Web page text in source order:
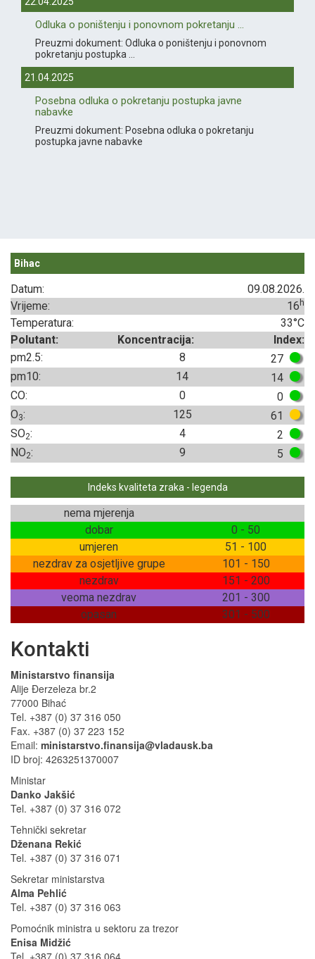
Odluka o poništenju i ponovnom pokretanju ...
Preuzmi dokument: Odluka o poništenju i ponovnom
pokretanju postupka ...
21.04.2025
Posebna odluka o pokretanju postupka javne
nabavke
Preuzmi dokument: Posebna odluka o pokretanju
postupka javne nabavke
Bihac
Datum:
09.08.2026.
Vrijeme:
16 h
Temperatura:
33°C
Polutant:
Koncentracija:
Index:
pm2.5:
8
27
pm10:
14
14
CO:
0
0
O3: 125
61
SO2: 4
2
NO2: 9 5
Indeks kvaliteta zraka - legenda
nema mjerenja
dobar
0 - 50
umjeren
51 - 100
nezdrav za osjetljive grupe
101 - 150
nezdrav
151 - 200
veoma nezdrav
201 - 300
opasan
301 - 500
Kontakti
Ministarstvo finansija
Alije Đerzeleza br.2
77000 Bihać
Tel. +387 (0) 37 316 050
Fax. +387 (0) 37 223 152
Email: ministarstvo.finansija@vladausk.ba
ID broj: 4263251370007
Ministar
Danko Jakšić
Tel. +387 (0) 37 316 072
Tehnički sekretar
Dženana Rekić
Tel. +387 (0) 37 316 071
Sekretar ministarstva
Alma Pehlić
Tel. +387 (0) 37 316 063
Pomoćnik ministra u sektoru za trezor
Enisa Midžić
Tel. +387 (0) 37 316 064